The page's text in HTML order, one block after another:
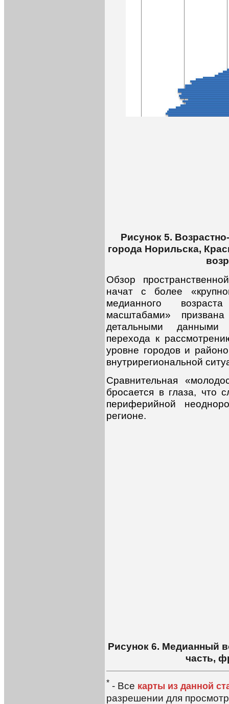
Рисунок 5.
города Норильска,
Обзор
начат с более
медианного
масштабами»
детальными данными
перехода к
уровне городов и
внутрирегиональной
Сравнительная
бросается в глаза, что
периферийной
регионе.
Рисунок 6. Медианный
часть,
* - Все карты из данной
разрешении для